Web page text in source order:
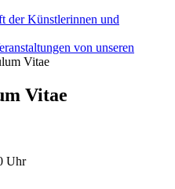
und
von unseren
Vitae
Vitae
Uhr